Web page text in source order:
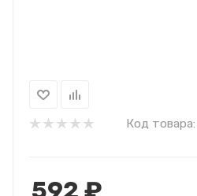
Код товара: